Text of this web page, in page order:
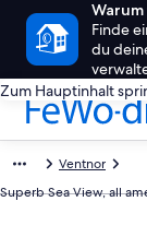
Finde
du
Zum Hauptinhalt
Ventnor
Superb Sea View, all